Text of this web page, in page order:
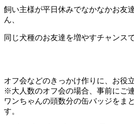
飼い主様が平日休みでなかなかお友
ん、
同じ犬種のお友達を増やすチャンスで
オフ会などのきっかけ作りに、お役
※大人数のオフ会の場合、事前にご
ワンちゃんの頭数分の缶バッジをま
す。